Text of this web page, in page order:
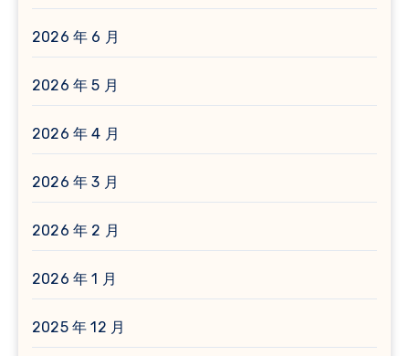
2026 年 6 月
2026 年 5 月
2026 年 4 月
2026 年 3 月
2026 年 2 月
2026 年 1 月
2025 年 12 月